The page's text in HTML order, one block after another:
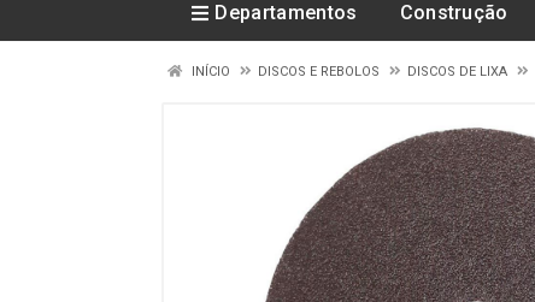
Departamentos Construção
INÍCIO DISCOS E REBOLOS DISCOS DE LIXA